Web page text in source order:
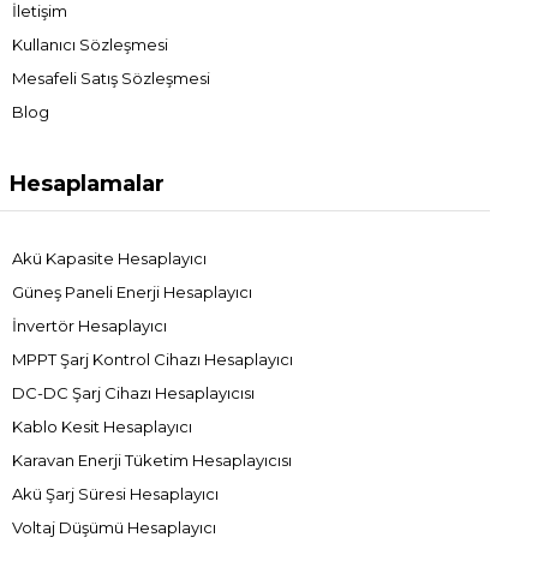
İletişim
Kullanıcı Sözleşmesi
Mesafeli Satış Sözleşmesi
Blog
Hesaplamalar
Akü Kapasite Hesaplayıcı
Güneş Paneli Enerji Hesaplayıcı
İnvertör Hesaplayıcı
MPPT Şarj Kontrol Cihazı Hesaplayıcı
DC-DC Şarj Cihazı Hesaplayıcısı
Kablo Kesit Hesaplayıcı
Karavan Enerji Tüketim Hesaplayıcısı
Akü Şarj Süresi Hesaplayıcı
Voltaj Düşümü Hesaplayıcı